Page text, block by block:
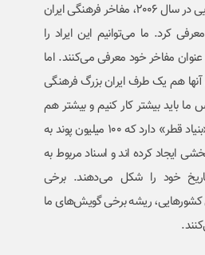
کرد، در افتتاحیه بازیهای آسیایی در سال ۲۰۰۶، مفاخر فرهنگی ایران
کرد. ما می‌توانیم این ایراد را
عنوان مفاخر خود معرفی می‌کنند. اما
هم یک طرف ایران بزرگ فرهنگی
باید بیشتر کار کنیم و بیشتر هم
باید هزینه کنیم. دوحه یک «بنیاد قطر» دارد که ۱۰۰ میلیون پوند به
ایجاد کرده اند و اسناد مربوط به
خود را شکل می‌دهند. برخی
کشورهایی، ریشه برخی گویش‌های ما